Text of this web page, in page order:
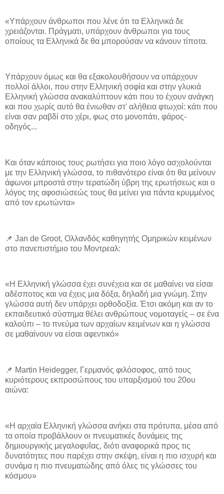
«Υπάρχουν άνθρωποι που λένε ότι τα Ελληνικά δε
χρειάζονται. Πράγματι, υπάρχουν άνθρωποι για τους
οποίους τα Ελληνικά δε θα μπορούσαν να κάνουν τίποτα.
Υπάρχουν όμως και θα εξακολουθήσουν να υπάρχουν
πολλοί άλλοι, που στην Ελληνική σοφία και στην γλυκιά
Ελληνική γλώσσα ανακαλύπτουν κάτι που το έχουν ανάγκη
και που χωρίς αυτό θα ένιωθαν στ' αλήθεια φτωχοί: κάτι που
είναι σαν ραβδί στο χέρι, φως στο μονοπάτι, φάρος-
οδηγός...
Και όταν κάποιος τους ρωτήσει για ποιο λόγο ασχολούνται
με την Ελληνική γλώσσα, το πιθανότερο είναι ότι θα μείνουν
άφωνοι μπροστά στην τερατώδη ύβρη της ερωτήσεως και ο
λόγος της αφοσιώσεώς τους θα μείνει για πάντα κρυμμένος
από τον ερωτώντα»
📌 Jan de Groot, Ολλανδός καθηγητής Ομηρικών κειμένων
στο πανεπιστήμιο του Μοντρεαλ:
«Η Ελληνική γλώσσα έχει συνέχεια και σε μαθαίνει να είσαι
αδέσποτος και να έχεις μια δόξα, δηλαδή μια γνώμη. Στην
γλώσσα αυτή δεν υπάρχει ορθοδοξία. Έτσι ακόμη και αν το
εκπαιδευτικό σύστημα θέλει ανθρώπους νομοταγείς – σε ένα
καλούπι – το πνεύμα των αρχαίων κειμένων και η γλώσσα
σε μαθαίνουν να είσαι αφεντικό»
📌 Martin Heidegger, Γερμανός φιλόσοφος, από τους
κυριότερους εκπροσώπους του υπαρξισμού του 20ου
αιώνα:
«Η αρχαία Ελληνική γλώσσα ανήκει στα πρότυπα, μέσα από
τα οποία προβάλλουν οι πνευματικές δυνάμεις της
δημιουργικής μεγαλοφυΐας, διότι αναφορικά προς τις
δυνατότητες που παρέχει στην σκέψη, είναι η πιο ισχυρή και
συνάμα η πιο πνευματώδης από όλες τις γλώσσες του
κόσμου»